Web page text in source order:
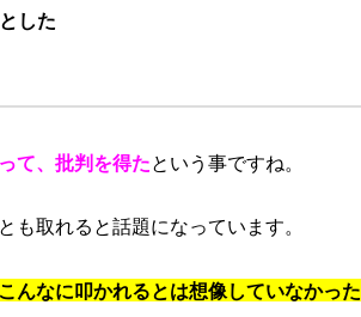
した
て、批判を得た という事ですね。
とも取れると話題になっています。
んなに叩かれるとは想像していなかった